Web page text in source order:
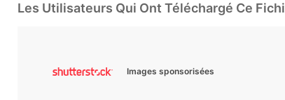
Les Utilisateurs Qui Ont Téléchargé Ce
Images sponsorisées